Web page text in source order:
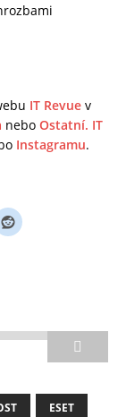
IT Revue v
nebo Ostatní. IT
Instagramu.
ESET